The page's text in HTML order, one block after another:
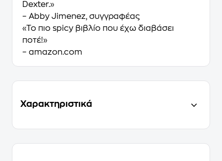
Dexter.»
– Abby Jimenez, συγγραφέας
«Το πιο spicy βιβλίο που έχω διαβάσει
ποτέ!»
– amazon.com
Χαρακτηριστικά